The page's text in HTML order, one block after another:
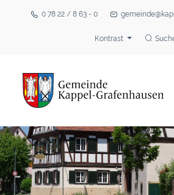
0 78 22 / 8 63 - 0
Kontrast